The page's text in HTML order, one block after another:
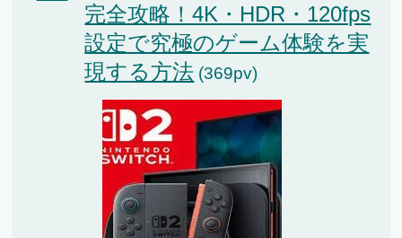
完全攻略！4K・HDR・120fps
設定で究極のゲーム体験を実
現する方法 (369pv)